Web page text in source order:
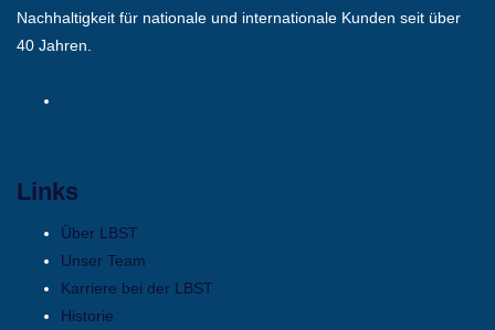
Nachhaltigkeit für nationale und internationale Kunden seit über
40 Jahren.
Links
Über LBST
Unser Team
Karriere bei der LBST
Historie